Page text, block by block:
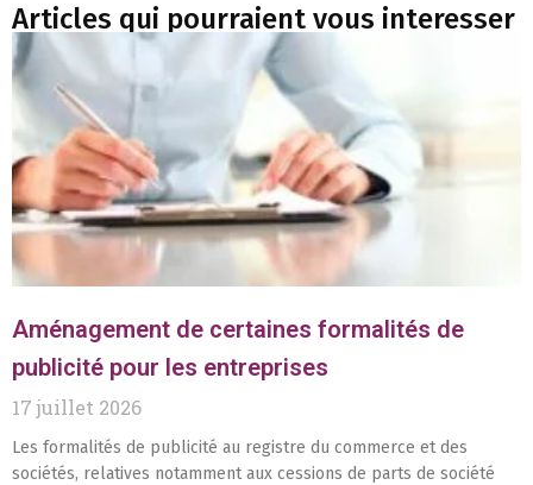
Articles qui pourraient vous interesser
Aménagement de certaines formalités de
publicité pour les entreprises
17 juillet 2026
Les formalités de publicité au registre du commerce et des
sociétés, relatives notamment aux cessions de parts de société